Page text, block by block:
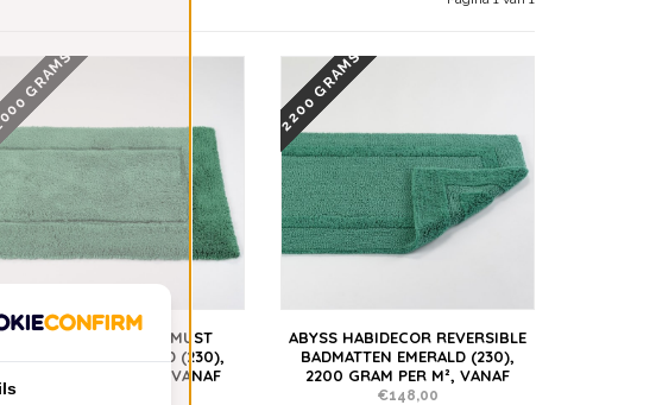
GRAMS
ABYSS HABIDECOR MUST
BADMATTEN EMERALD (230),
2000 GRAM PER M², VANAF
2200 GRAMS
ABYSS HABIDECOR REVERSIBLE
BADMATTEN EMERALD (230),
2200 GRAM PER M², VANAF
€148,00